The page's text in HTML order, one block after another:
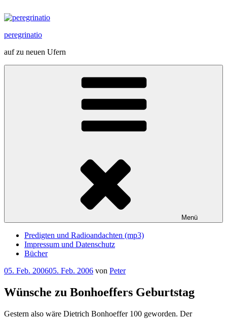
Inhalt
peregrinatio
auf zu neuen Ufern
Menü
Predigten und Radioandachten (mp3)
Impressum und Datenschutz
Bücher
Veröffentlicht
05. Feb. 200605. Feb. 2006 von Peter
Wünsche zu Bonhoeffers Geburtstag
Gestern also wäre Dietrich Bonhoeffer 100 geworden. Der